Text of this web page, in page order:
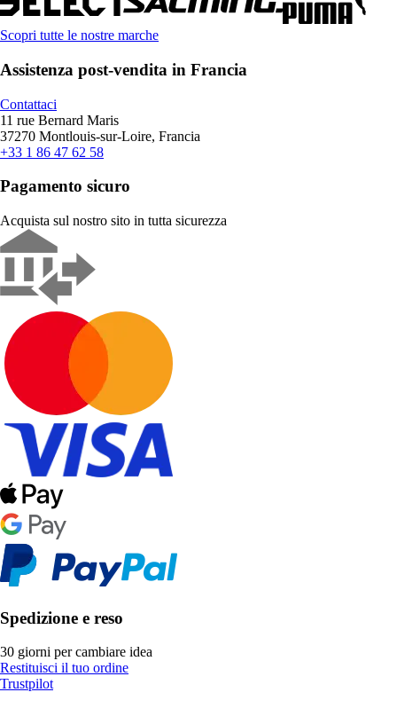
Scopri tutte le nostre marche
Assistenza post-vendita in Francia
Contattaci
11 rue Bernard Maris
37270 Montlouis-sur-Loire, Francia
+33 1 86 47 62 58
Pagamento sicuro
Acquista sul nostro sito in tutta sicurezza
Spedizione e reso
30 giorni per cambiare idea
Restituisci il tuo ordine
Trustpilot